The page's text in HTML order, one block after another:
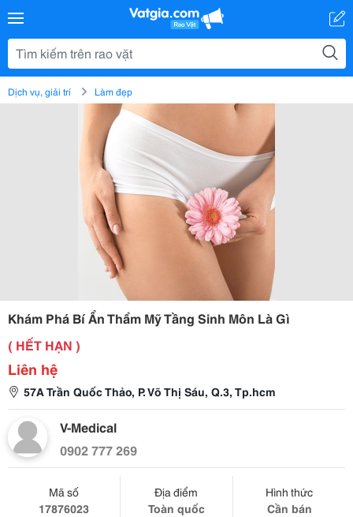
Dịch vụ, giải trí Làm đẹp
Khám Phá Bí Ẩn Thẩm Mỹ Tầng Sinh Môn Là Gì
( HẾT HẠN )
Liên hệ
57A Trần Quốc Thảo, P. Võ Thị Sáu, Q.3, Tp.hcm
V-Medical
0902 777 269
Mã số
17876023
Địa điểm
Toàn quốc
Hình thức
Cần bán